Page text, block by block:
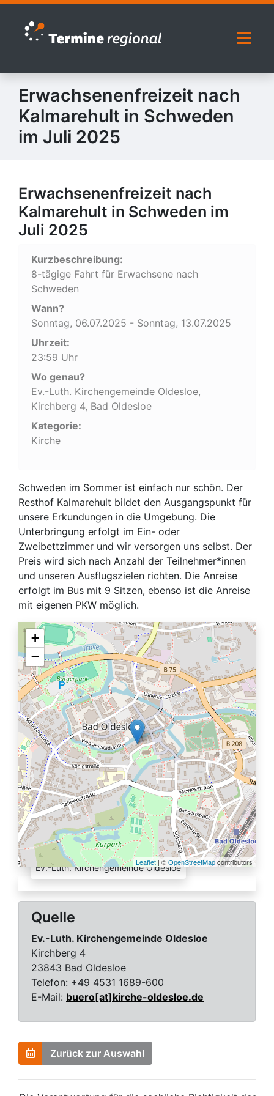
Zur Navigation springen
Zum Inhalt springen
Erwachsenenfreizeit nach
Kalmarehult in Schweden
im Juli 2025
Erwachsenenfreizeit nach
Kalmarehult in Schweden im
Juli 2025
Kurzbeschreibung:
8-tägige Fahrt für Erwachsene nach
Schweden
Wann?
Sonntag, 06.07.2025 - Sonntag, 13.07.2025
Uhrzeit:
23:59 Uhr
Wo genau?
Ev.-Luth. Kirchengemeinde Oldesloe,
Kirchberg 4, Bad Oldesloe
Kategorie:
Kirche
Schweden im Sommer ist einfach nur schön. Der
Resthof Kalmarehult bildet den Ausgangspunkt für
unsere Erkundungen in die Umgebung. Die
Unterbringung erfolgt im Ein- oder
Zweibettzimmer und wir versorgen uns selbst. Der
Preis wird sich nach Anzahl der Teilnehmer*innen
und unseren Ausflugszielen richten. Die Anreise
erfolgt im Bus mit 9 Sitzen, ebenso ist die Anreise
mit eigenen PKW möglich.
+
−
Leaflet | ©OpenStreetMapcontributors
Quelle:
Ev.-Luth. Kirchengemeinde Oldesloe
Quelle
Ev.-Luth. Kirchengemeinde Oldesloe
Kirchberg 4
23843 Bad Oldesloe
Telefon: +49 4531 1689-600
E-Mail: buero[at]kirche-oldesloe.de
Zurück zur Auswahl